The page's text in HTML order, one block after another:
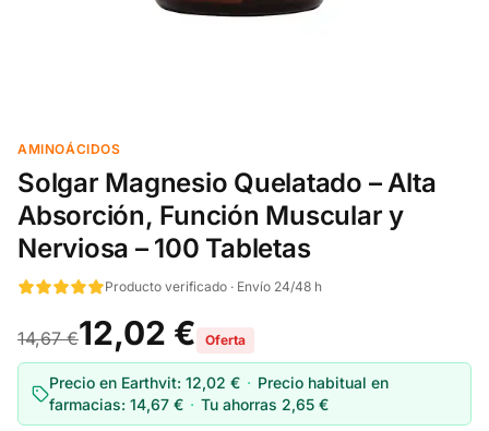
AMINOÁCIDOS
Solgar Magnesio Quelatado – Alta
Absorción, Función Muscular y
Nerviosa – 100 Tabletas
Producto verificado · Envío 24/48 h
14,67 €12,02 € Oferta
Precio en Earthvit: 12,02 € · Precio habitual en
farmacias: 14,67 € · Tu ahorras 2,65 €